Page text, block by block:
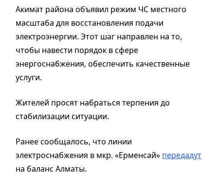
Акимат района объявил режим ЧС местного
масштаба для восстановления подачи
электроэнергии. Этот шаг направлен на то,
чтобы навести порядок в сфере
энергоснабжения, обеспечить качественные
услуги.
Жителей просят набраться терпения до
стабилизации ситуации.
Ранее сообщалось, что линии
электроснабжения в мкр. «Ерменсай» передадут
на баланс Алматы.